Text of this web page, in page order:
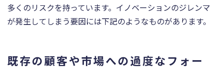
多くのリスクを持っています。イノベーションのジレンマ
が発生してしまう要因には下記のようなものがあります。
既存の顧客や市場への過度なフォー